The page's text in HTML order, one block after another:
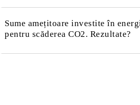
Sume amețitoare investite în
pentru scăderea CO2. Rezultate?